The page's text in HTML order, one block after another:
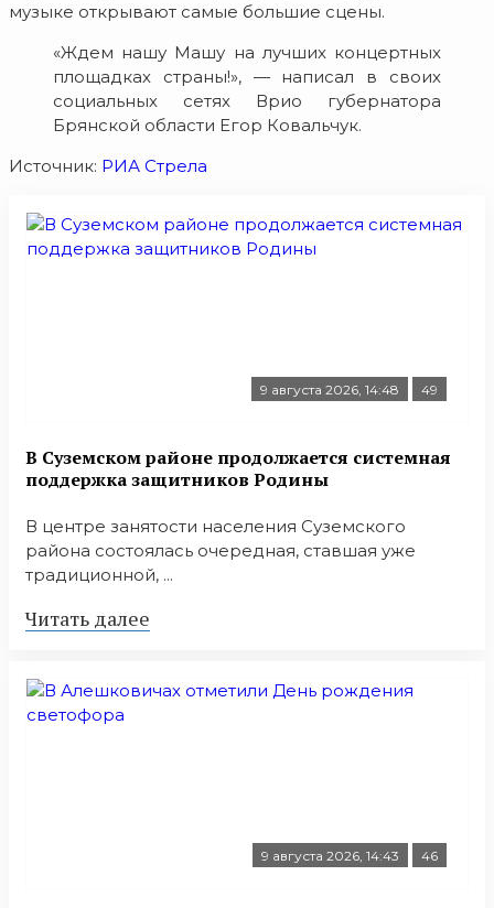
музыке открывают самые большие сцены.
«Ждем нашу Машу на лучших концертных
площадках страны!», — написал в своих
социальных сетях Врио губернатора
Брянской области Егор Ковальчук.
Источник: РИА Стрела
9 августа 2026, 14:48 49
В Суземском районе продолжается системная
поддержка защитников Родины
В центре занятости населения Суземского
района состоялась очередная, ставшая уже
традиционной, ...
Читать далее
9 августа 2026, 14:43 46